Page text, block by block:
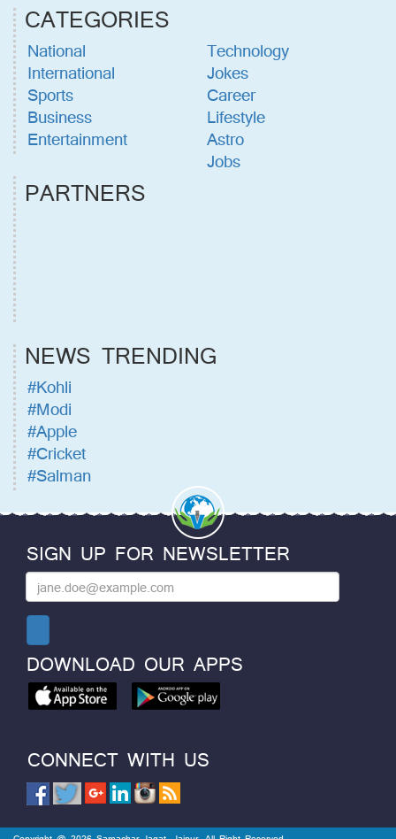
CATEGORIES
National
International
Sports
Business
Entertainment
Technology
Jokes
Career
Lifestyle
Astro
Jobs
PARTNERS
NEWS TRENDING
#Kohli
#Modi
#Apple
#Cricket
#Salman
SIGN UP FOR NEWSLETTER
DOWNLOAD OUR APPS
CONNECT WITH US